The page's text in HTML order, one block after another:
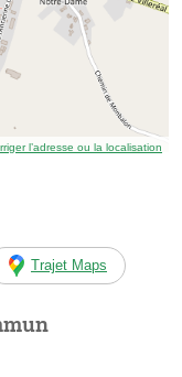
l’adresse ou la localisation
Trajet Maps